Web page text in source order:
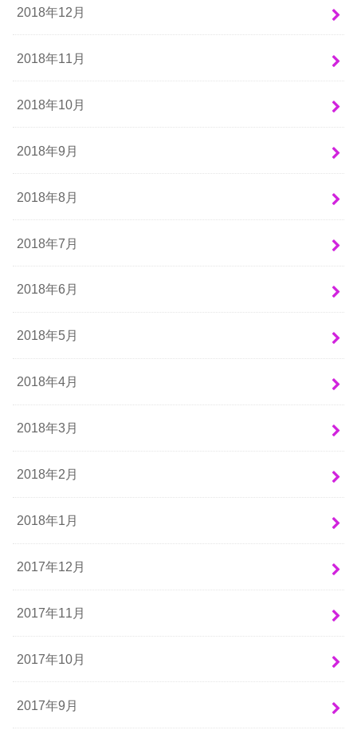
2018年12月
2018年11月
2018年10月
2018年9月
2018年8月
2018年7月
2018年6月
2018年5月
2018年4月
2018年3月
2018年2月
2018年1月
2017年12月
2017年11月
2017年10月
2017年9月